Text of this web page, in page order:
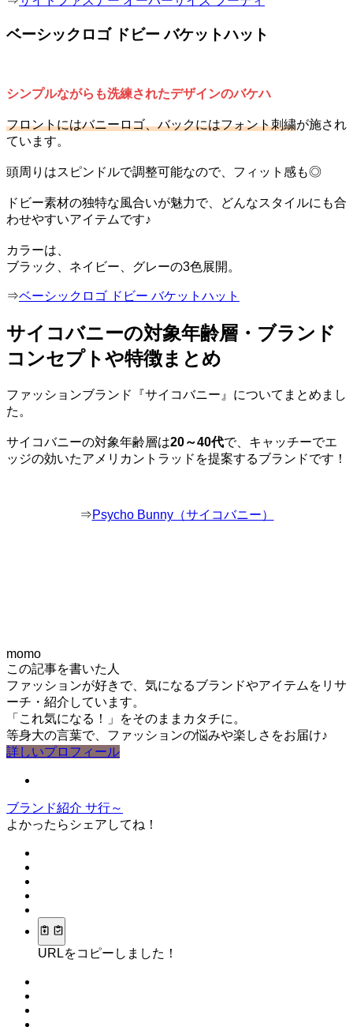
ベーシックロゴ ドビー バケットハット
シンプルながらも洗練されたデザインのバケハ
フロントにはバニーロゴ、バックにはフォント刺繍が施され
ています。
頭周りはスピンドルで調整可能なので、フィット感も◎
ドビー素材の独特な風合いが魅力で、どんなスタイルにも合
わせやすいアイテムです♪
カラーは、
ブラック、ネイビー、グレーの3色展開。
⇒ベーシックロゴ ドビー バケットハット
サイコバニーの対象年齢層・ブランド
コンセプトや特徴まとめ
ファッションブランド『サイコバニー』についてまとめまし
た。
サイコバニーの対象年齢層は20～40代で、キャッチーでエ
ッジの効いたアメリカントラッドを提案するブランドです！
⇒Psycho Bunny（サイコバニー）
momo
この記事を書いた人
ファッションが好きで、気になるブランドやアイテムをリサ
ーチ・紹介しています。
「これ気になる！」をそのままカタチに。
等身大の言葉で、ファッションの悩みや楽しさをお届け♪
詳しいプロフィール
ブランド紹介 サ行～
よかったらシェアしてね！
URLをコピーしました！